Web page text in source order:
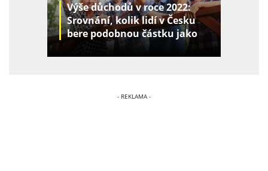
Výše důchodů v roce 2022:
Srovnání, kolik lidí v Česku
bere podobnou částku jako